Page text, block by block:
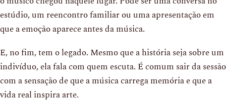
estúdio, um reencontro familiar ou uma apresentação em
que a emoção aparece antes da música.
E, no fim, tem o legado. Mesmo que a história seja sobre um
indivíduo, ela fala com quem escuta. É comum sair da sessão
com a sensação de que a música carrega memória e que a
vida real inspira arte.